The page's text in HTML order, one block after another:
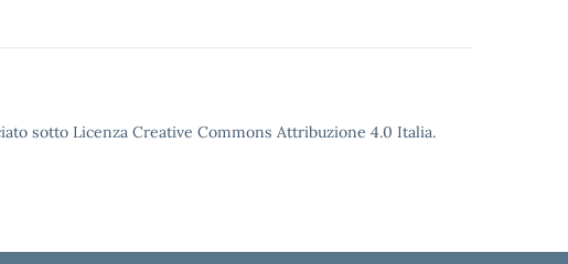
sotto Licenza Creative Commons Attribuzione 4.0 Italia.